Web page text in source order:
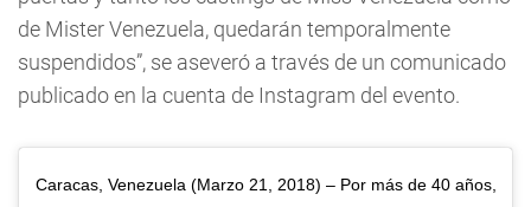
de Mister Venezuela, quedarán temporalmente
suspendidos”, se aseveró a través de un comunicado
publicado en la cuenta de Instagram del evento.
Caracas, Venezuela (Marzo 21, 2018) – Por más de 40 años,